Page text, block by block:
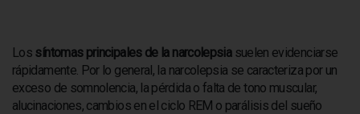
RADIOLOGÍA
RESONANCIA MAGNÉTICA
Los síntomas principales de la narcolepsiasuelen evidenciarse
rápidamente. Por lo general, la narcolepsia se caracteriza por un
exceso de somnolencia, la pérdida o falta de tono muscular,
alucinaciones, cambios en el ciclo REM o parálisis del sueño